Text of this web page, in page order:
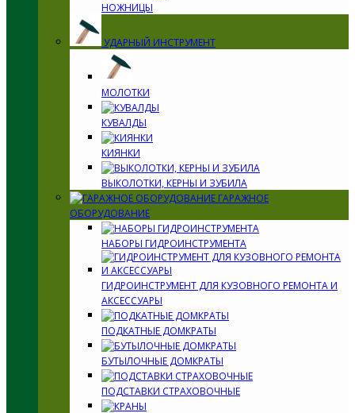
НОЖНИЦЫ
УДАРНЫЙ ИНСТРУМЕНТ
МОЛОТКИ
КУВАЛДЫ
КИЯНКИ
ВЫКОЛОТКИ, КЕРНЫ И ЗУБИЛА
ГАРАЖНОЕ
ОБОРУДОВАНИЕ
НАБОРЫ ГИДРОИНСТРУМЕНТА
ГИДРОИНСТРУМЕНТ ДЛЯ КУЗОВНОГО РЕМОНТА И
АКСЕССУАРЫ
ПОДКАТНЫЕ ДОМКРАТЫ
БУТЫЛОЧНЫЕ ДОМКРАТЫ
ПОДСТАВКИ СТРАХОВОЧНЫЕ